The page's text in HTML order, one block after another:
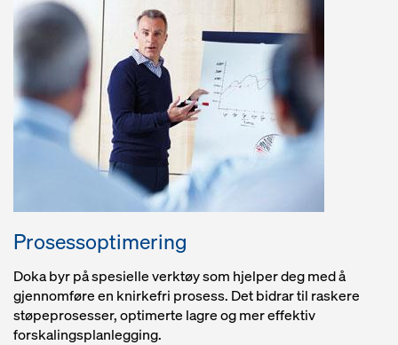
Prosessoptimering
Doka byr på spesielle verktøy som hjelper deg med å
gjennomføre en knirkefri prosess. Det bidrar til raskere
støpeprosesser, optimerte lagre og mer effektiv
forskalingsplanlegging.